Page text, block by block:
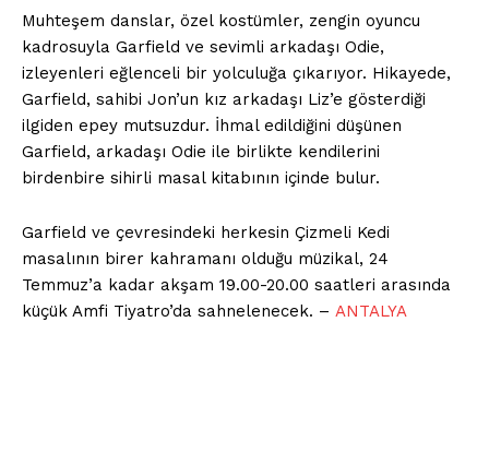
Muhteşem danslar, özel kostümler, zengin oyuncu
kadrosuyla Garfield ve sevimli arkadaşı Odie,
izleyenleri eğlenceli bir yolculuğa çıkarıyor. Hikayede,
Garfield, sahibi Jon’un kız arkadaşı Liz’e gösterdiği
ilgiden epey mutsuzdur. İhmal edildiğini düşünen
Garfield, arkadaşı Odie ile birlikte kendilerini
birdenbire sihirli masal kitabının içinde bulur.
Garfield ve çevresindeki herkesin Çizmeli Kedi
masalının birer kahramanı olduğu müzikal, 24
Temmuz’a kadar akşam 19.00-20.00 saatleri arasında
küçük Amfi Tiyatro’da sahnelenecek. – ANTALYA